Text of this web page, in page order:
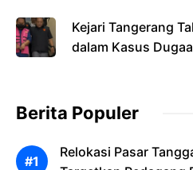
Kejari Tangerang
dalam Kasus
Berita Populer
Relokasi Pasar